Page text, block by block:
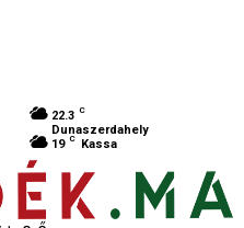
22.3 C
Dunaszerdahely
19 C Kassa